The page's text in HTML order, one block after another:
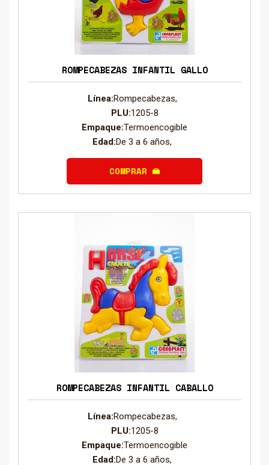
ROMPECABEZAS INFANTIL GALLO
Línea:Rompecabezas,
PLU:1205-8
Empaque:Termoencogible
Edad:De 3 a 6 años,
COMPRAR
ROMPECABEZAS INFANTIL CABALLO
Línea:Rompecabezas,
PLU:1205-8
Empaque:Termoencogible
Edad:De 3 a 6 años,